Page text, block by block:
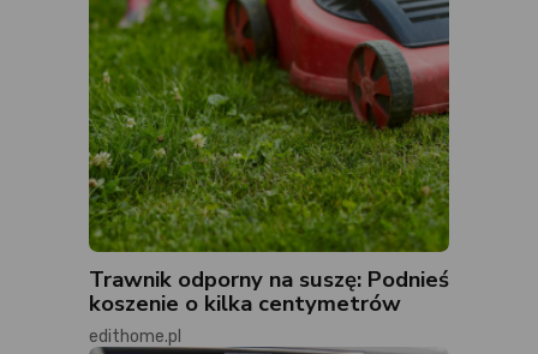
Trawnik odporny na suszę: Podnieś
koszenie o kilka centymetrów
edithome.pl